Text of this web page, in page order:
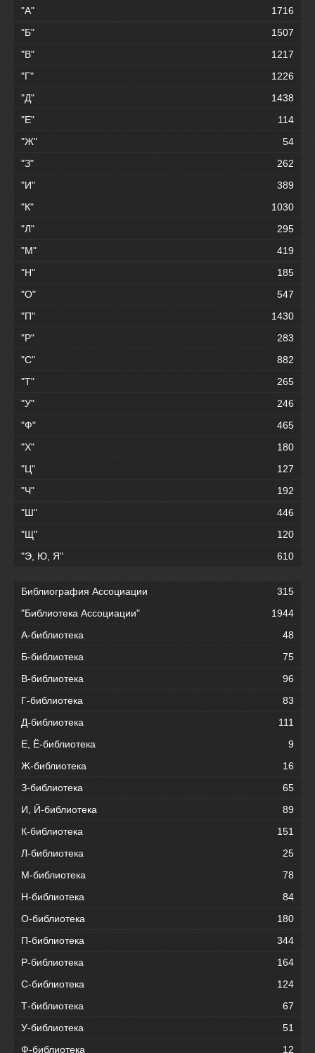
"А"
1716
"Б"
1507
"В"
1217
"Г"
1226
"Д"
1438
"Е"
114
"Ж"
54
"З"
262
"И"
389
"К"
1030
"Л"
295
"М"
419
"Н"
185
"О"
547
"П"
1430
"Р"
283
"С"
882
"Т"
265
"У"
246
"Ф"
465
"Х"
180
"Ц"
127
"Ч"
192
"Ш"
446
"Щ"
120
"Э, Ю, Я"
610
Библиография Ассоциации
315
"Библиотека Ассоциации"
1944
А-библиотека
48
Б-библиотека
75
В-библиотека
96
Г-библиотека
83
Д-библиотека
111
Е, Ё-библиотека
9
Ж-библиотека
16
З-библиотека
65
И, Й-библиотека
89
К-библиотека
151
Л-библиотека
25
М-библиотека
78
Н-библиотека
84
О-библиотека
180
П-библиотека
344
Р-библиотека
164
С-библиотека
124
Т-библиотека
67
У-библиотека
51
Ф-библиотека
12